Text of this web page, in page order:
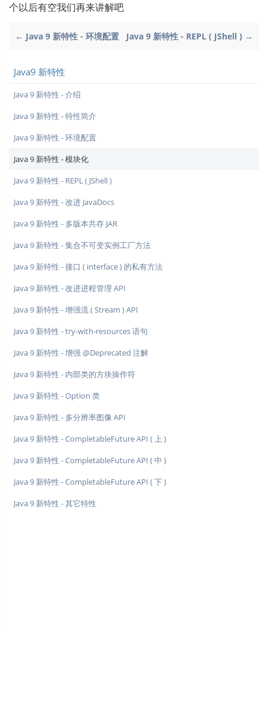
个以后有空我们再来讲解吧
← Java 9 新特性 - 环境配置 Java 9 新特性 - REPL ( JShell ) →
Java9 新特性
Java 9 新特性 - 介绍
Java 9 新特性 - 特性简介
Java 9 新特性 - 环境配置
Java 9 新特性 - 模块化
Java 9 新特性 - REPL ( JShell )
Java 9 新特性 - 改进 JavaDocs
Java 9 新特性 - 多版本共存 JAR
Java 9 新特性 - 集合不可变实例工厂方法
Java 9 新特性 - 接口 ( interface ) 的私有方法
Java 9 新特性 - 改进进程管理 API
Java 9 新特性 - 增强流 ( Stream ) API
Java 9 新特性 - try-with-resources 语句
Java 9 新特性 - 增强 @Deprecated 注解
Java 9 新特性 - 内部类的方块操作符
Java 9 新特性 - Option 类
Java 9 新特性 - 多分辨率图像 API
Java 9 新特性 - CompletableFuture API ( 上 )
Java 9 新特性 - CompletableFuture API ( 中 )
Java 9 新特性 - CompletableFuture API ( 下 )
Java 9 新特性 - 其它特性